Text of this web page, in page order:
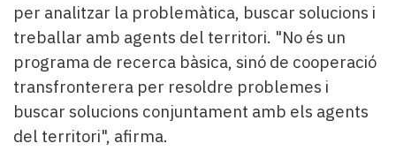
per analitzar la problemàtica, buscar solucions i
treballar amb agents del territori. "No és un
programa de recerca bàsica, sinó de cooperació
transfronterera per resoldre problemes i
buscar solucions conjuntament amb els agents
del territori", afirma.